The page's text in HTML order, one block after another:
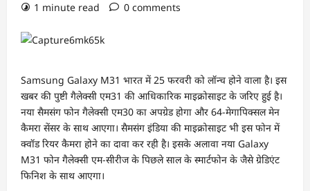
1 minute read
0 comments
Samsung Galaxy M31 भारत में 25 फरवरी को लॉन्च होने वाला है। इस
खबर की पुष्टी गैलेक्सी एम31 की आधिकारिक माइक्रोसाइट के जरिए हुई है।
नया सैमसंग फोन गैलेक्सी एम30 का अपग्रेड होगा और 64-मेगापिक्सल मेन
कैमरा सेंसर के साथ आएगा। सैमसंग इंडिया की माइक्रोसाइट भी इस फोन में
क्वॉड रियर कैमरा होने का दावा कर रही है। इसके अलावा नया Galaxy
M31 फोन गैलेक्सी एम-सीरीज के पिछले साल के स्मार्टफोन के जैसे ग्रेडिएंट
फिनिश के साथ आएगा।